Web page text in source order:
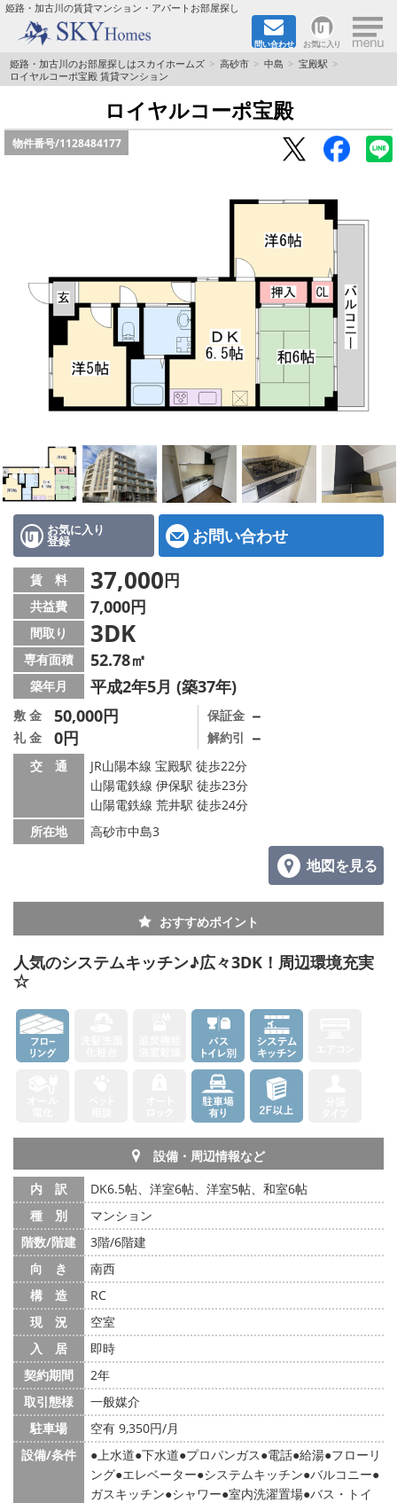
姫路・加古川の賃貸マンション・アパートお部屋探し
問い合わせ お気に入り ×
TOPページ
都市ガス·オール電化
☆新築物件☆
☆ネット無料☆
路線·駅から探す
地域から探す
地図から探す
スタッフ紹介
店舗情報·アクセス
会社概要
メールでお問い合わせ
姫路・加古川のお部屋探しはスカイホームズ 高砂市 中島
宝殿駅
ロイヤルコーポ宝殿 賃貸マンション
ロイヤルコーポ宝殿
物件番号/1128484177
お気に入り
登録 お問い合わせ
賃 料 37,000円
共益費 7,000円
間取り 3DK
専有面積 52.78㎡
築年月 平成2年5月 (築37年)
敷 金 50,000円
礼 金 0円
保証金 －
解約引 －
交 通
JR山陽本線 宝殿駅 徒歩22分
山陽電鉄線 伊保駅 徒歩23分
山陽電鉄線 荒井駅 徒歩24分
所在地
高砂市中島3
地図を見る
おすすめポイント
人気のシステムキッチン♪広々3DK！周辺環境充実
☆
設備・周辺情報など
内 訳
DK6.5帖、洋室6帖、洋室5帖、和室6帖
種 別
マンション
階数/階建
3階/6階建
向 き
南西
構 造
RC
現 況
空室
入 居
即時
契約期間
2年
取引態様
一般媒介
駐車場
空有 9,350円/月
設備/条件
上水道 下水道 プロパンガス 電話 給湯 フローリ
ング エレベーター システムキッチン バルコニー
ガスキッチン シャワー 室内洗濯置場 バス・トイ